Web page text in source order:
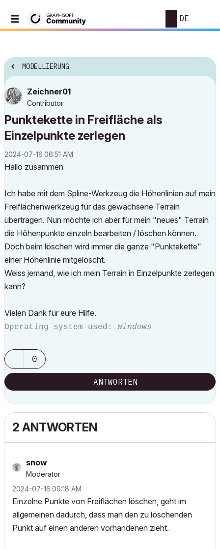
DE
MODELLIERUNG
Zeichner01
Contributor
Punktekette in Freifläche als
Einzelpunkte zerlegen
‎2024-07-16 06:51 AM
Hallo zusammen
Ich habe mit dem Spline-Werkzeug die Höhenlinien auf mein
Freiflächenwerkzeug für das gewachsene Terrain
übertragen. Nun möchte ich aber für mein "neues" Terrain
die Höhenpunkte einzeln bearbeiten / löschen können.
Doch beim löschen wird immer die ganze "Punktekette"
einer Höhenlinie mitgelöscht.
Weiss jemand, wie ich mein Terrain in Einzelpunkte zerlegen
kann?
Vielen Dank für eure Hilfe.
Operating system used: Windows
0
ANTWORTEN
2 ANTWORTEN
snow
Moderator
‎2024-07-16 09:18 AM
Einzelne Punkte von Freiflächen löschen, geht im
allgemeinen dadurch, dass man den zu löschenden
Punkt auf einen anderen vorhandenen zieht.